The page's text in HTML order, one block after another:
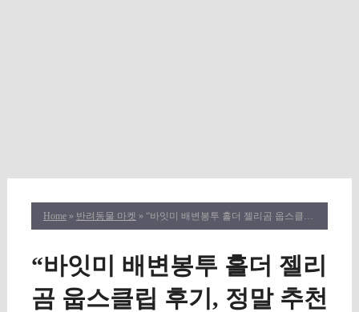
Home » 반려동물 마켓 » “바잇미 배변봉투 홀더 젤리곰 웁스클립 후기, 정말 추천합니다”
“바잇미 배변봉투 홀더 젤리
곰 웁스클립 후기, 정말 추천